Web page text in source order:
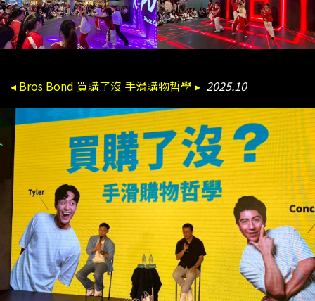
◂ Bros Bond 買購了沒 手滑購物哲學 ▸ 2025.10